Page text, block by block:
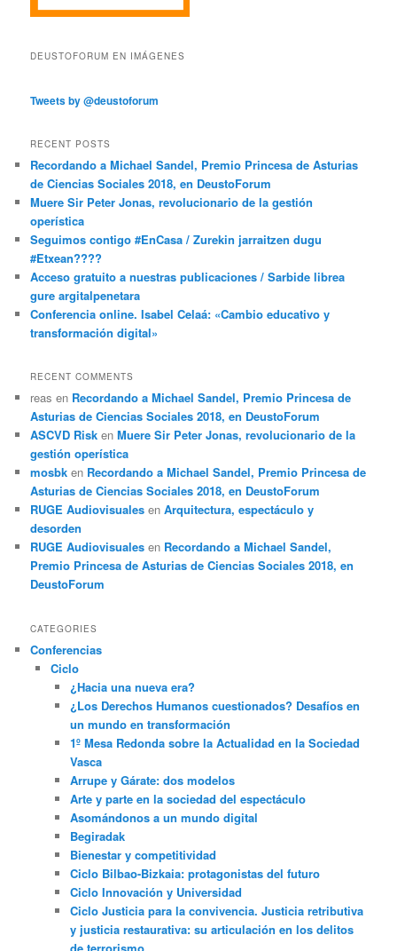
DEUSTOFORUM EN IMÁGENES
Tweets by @deustoforum
RECENT POSTS
Recordando a Michael Sandel, Premio Princesa de Asturias
de Ciencias Sociales 2018, en DeustoForum
Muere Sir Peter Jonas, revolucionario de la gestión
operística
Seguimos contigo #EnCasa / Zurekin jarraitzen dugu
#Etxean????
Acceso gratuito a nuestras publicaciones / Sarbide librea
gure argitalpenetara
Conferencia online. Isabel Celaá: «Cambio educativo y
transformación digital»
RECENT COMMENTS
reas en Recordando a Michael Sandel, Premio Princesa de
Asturias de Ciencias Sociales 2018, en DeustoForum
ASCVD Risk enMuere Sir Peter Jonas, revolucionario de la
gestión operística
mosbk en Recordando a Michael Sandel, Premio Princesa de
Asturias de Ciencias Sociales 2018, en DeustoForum
RUGE Audiovisuales enArquitectura, espectáculo y
desorden
RUGE Audiovisuales en Recordando a Michael Sandel,
Premio Princesa de Asturias de Ciencias Sociales 2018, en
DeustoForum
CATEGORIES
Conferencias
Ciclo
¿Hacia una nueva era?
¿Los Derechos Humanos cuestionados? Desafíos en
un mundo en transformación
1º Mesa Redonda sobre la Actualidad en la Sociedad
Vasca
Arrupe y Gárate: dos modelos
Arte y parte en la sociedad del espectáculo
Asomándonos a un mundo digital
Begiradak
Bienestar y competitividad
Ciclo Bilbao-Bizkaia: protagonistas del futuro
Ciclo Innovación y Universidad
Ciclo Justicia para la convivencia. Justicia retributiva
y justicia restaurativa: su articulación en los delitos